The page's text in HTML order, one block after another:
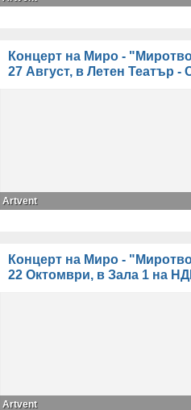
Концерт на Миро -
27 Август, в Летен Театър -
Artvent
Концерт на Миро -
22 Октомври, в Зала 1 на
Artvent